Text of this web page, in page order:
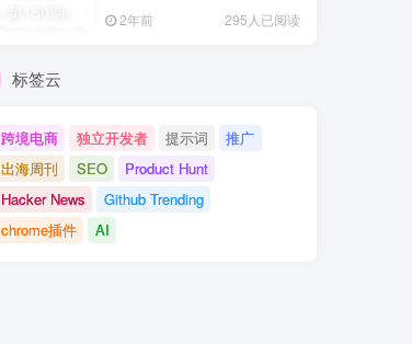
2年前 295人已阅读
标签云
跨境电商 独立开发者 提示词
推广
出海周刊
SEO
Product Hunt
Hacker News
Github Trending
chrome插件
AI